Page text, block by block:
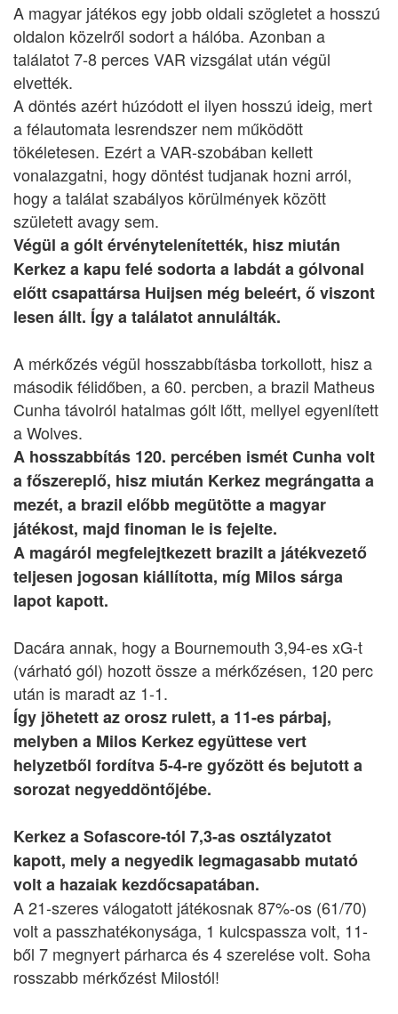
A magyar játékos egy jobb oldali szögletet a hosszú
oldalon közelről sodort a hálóba. Azonban a
találatot 7-8 perces VAR vizsgálat után végül
elvették.
A döntés azért húzódott el ilyen hosszú ideig, mert
a félautomata lesrendszer nem működött
tökéletesen. Ezért a VAR-szobában kellett
vonalazgatni, hogy döntést tudjanak hozni arról,
hogy a találat szabályos körülmények között
született avagy sem.
Végül a gólt érvénytelenítették, hisz miután
Kerkez a kapu felé sodorta a labdát a gólvonal
előtt csapattársa Huijsen még beleért, ő viszont
lesen állt. Így a találatot annulálták.
A mérkőzés végül hosszabbításba torkollott, hisz a
második félidőben, a 60. percben, a brazil Matheus
Cunha távolról hatalmas gólt lőtt, mellyel egyenlített
a Wolves.
A hosszabbítás 120. percében ismét Cunha volt
a főszereplő, hisz miután Kerkez megrángatta a
mezét, a brazil előbb megütötte a magyar
játékost, majd finoman le is fejelte.
A magáról megfelejtkezett brazilt a játékvezető
teljesen jogosan kiállította, míg Milos sárga
lapot kapott.
Dacára annak, hogy a Bournemouth 3,94-es xG-t
(várható gól) hozott össze a mérkőzésen, 120 perc
után is maradt az 1-1.
Így jöhetett az orosz rulett, a 11-es párbaj,
melyben a Milos Kerkez együttese vert
helyzetből fordítva 5-4-re győzött és bejutott a
sorozat negyeddöntőjébe.
Kerkez a Sofascore-tól 7,3-as osztályzatot
kapott, mely a negyedik legmagasabb mutató
volt a hazaiak kezdőcsapatában.
A 21-szeres válogatott játékosnak 87%-os (61/70)
volt a passzhatékonysága, 1 kulcspassza volt, 11-
ből 7 megnyert párharca és 4 szerelése volt. Soha
rosszabb mérkőzést Milostól!